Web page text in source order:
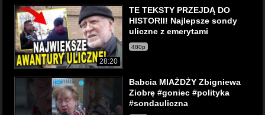
28:20
TE TEKSTY PRZEJDĄ DO
HISTORII! Najlepsze sondy
uliczne z emerytami
480p
Babcia MIAŻDŻY Zbigniewa
Ziobrę #goniec #polityka
#sondauliczna